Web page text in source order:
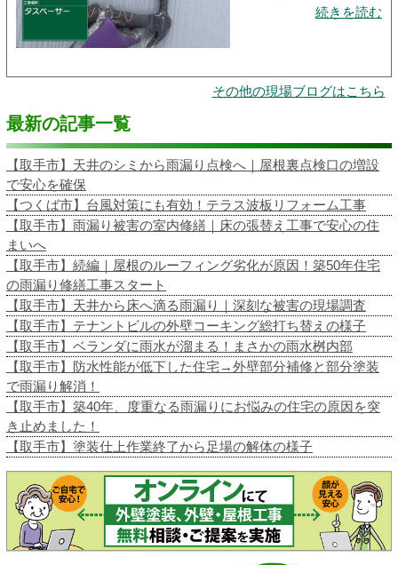
続きを読む
その他の現場ブログはこちら
最新の記事一覧
【取手市】天井のシミから雨漏り点検へ｜屋根裏点検口の増設
で安心を確保
【つくば市】台風対策にも有効！テラス波板リフォーム工事
【取手市】雨漏り被害の室内修繕｜床の張替え工事で安心の住
まいへ
【取手市】続編｜屋根のルーフィング劣化が原因！築50年住宅
の雨漏り修繕工事スタート
【取手市】天井から床へ滴る雨漏り｜深刻な被害の現場調査
【取手市】テナントビルの外壁コーキング総打ち替えの様子
【取手市】ベランダに雨水が溜まる！まさかの雨水桝内部
【取手市】防水性能が低下した住宅→外壁部分補修と部分塗装
で雨漏り解消！
【取手市】築40年、度重なる雨漏りにお悩みの住宅の原因を突
き止めました！
【取手市】塗装仕上作業終了から足場の解体の様子